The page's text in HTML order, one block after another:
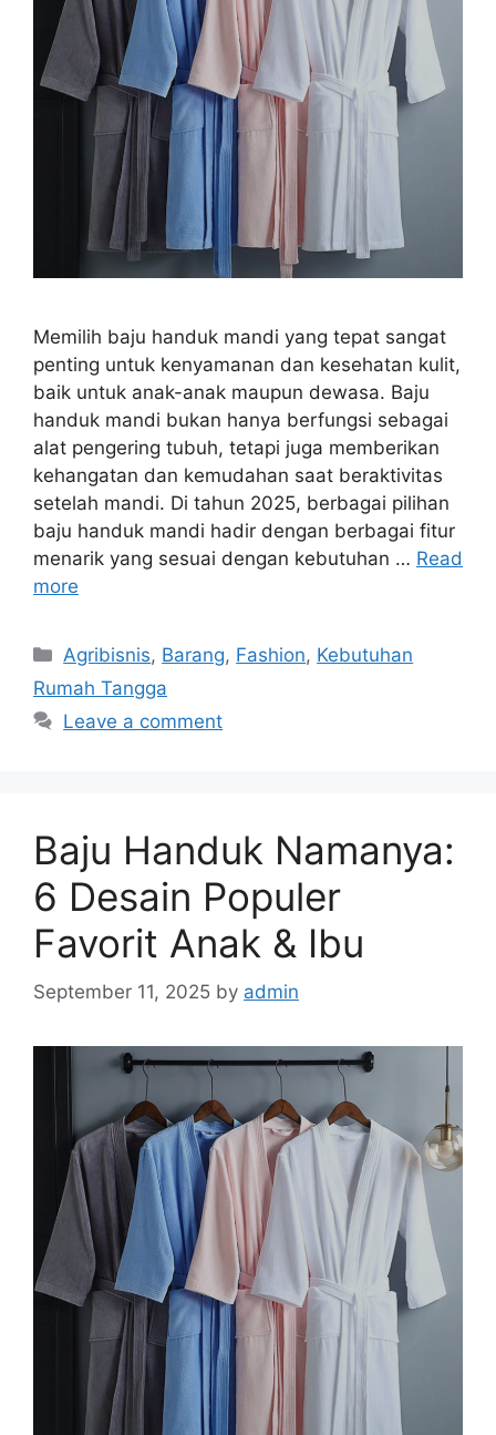
Memilih baju handuk mandi yang tepat sangat
penting untuk kenyamanan dan kesehatan kulit,
baik untuk anak-anak maupun dewasa. Baju
handuk mandi bukan hanya berfungsi sebagai
alat pengering tubuh, tetapi juga memberikan
kehangatan dan kemudahan saat beraktivitas
setelah mandi. Di tahun 2025, berbagai pilihan
baju handuk mandi hadir dengan berbagai fitur
menarik yang sesuai dengan kebutuhan … Read
more
Categories
Agribisnis, Barang, Fashion, Kebutuhan
Rumah Tangga
Leave a comment
Baju Handuk Namanya:
6 Desain Populer
Favorit Anak & Ibu
September 11, 2025 by admin